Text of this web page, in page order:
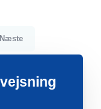
Næste